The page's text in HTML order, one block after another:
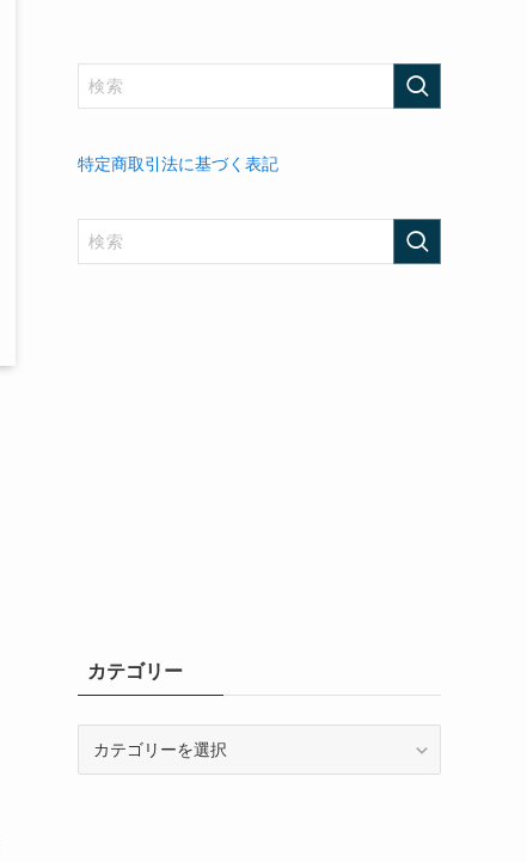
特定商取引法に基づく表記
カテゴリー